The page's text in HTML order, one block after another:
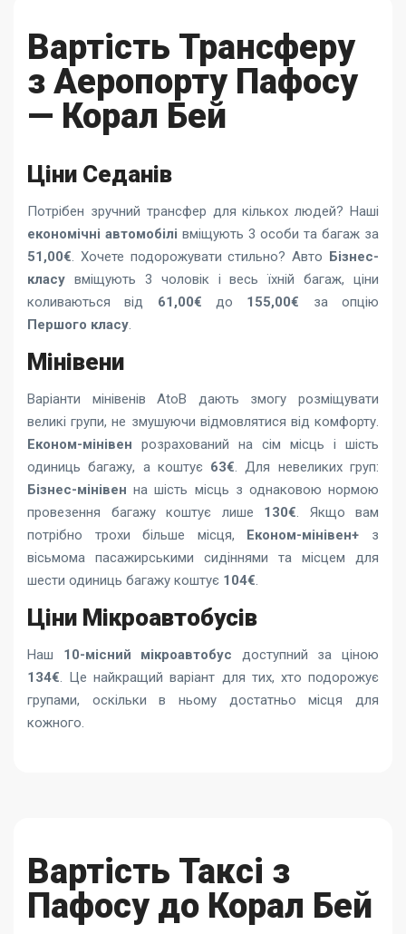
Вартість Трансферу
з Аеропорту Пафосу
— Корал Бей
Ціни Седанів
Потрібен зручний трансфер для кількох людей? Наші
економічні автомобілі вміщують 3 особи та багаж за
51,00€. Хочете подорожувати стильно? Авто Бізнес-
класу вміщують 3 чоловік і весь їхній багаж, ціни
коливаються від 61,00€до 155,00€ за опцію
Першого класу.
Мінівени
Варіанти мінівенів AtoB дають змогу розміщувати
великі групи, не змушуючи відмовлятися від комфорту.
Економ-мінівен розрахований на сім місць і шість
одиниць багажу, а коштує 63€. Для невеликих груп:
Бізнес-мінівен на шість місць з однаковою нормою
провезення багажу коштує лише 130€. Якщо вам
потрібно трохи більше місця, Економ-мінівен+ з
вісьмома пасажирськими сидіннями та місцем для
шести одиниць багажу коштує 104€.
Ціни Мікроавтобусів
Наш 10-місний мікроавтобус доступний за ціною
134€. Це найкращий варіант для тих, хто подорожує
групами, оскільки в ньому достатньо місця для
кожного.
Вартість Таксі з
Пафосу до Корал Бей